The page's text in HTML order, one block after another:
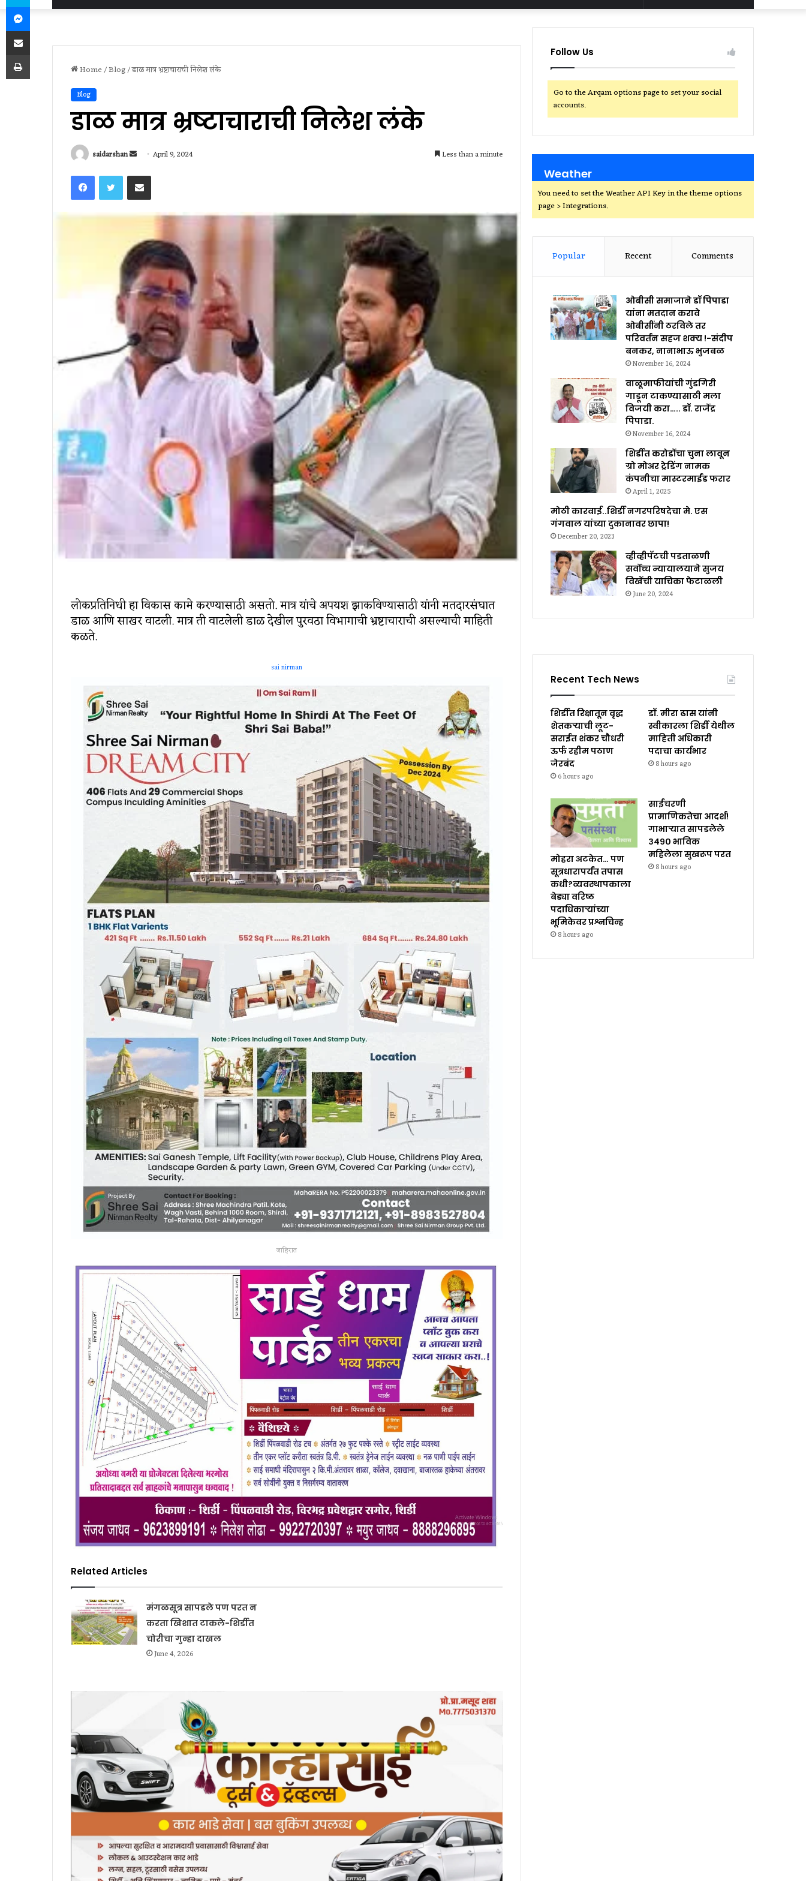
for
Home/Blog/डाळ मात्र भ्रष्टाचाराची निलेश लंके
Blog
डाळ मात्र भ्रष्टाचाराची निलेश लंके
saidarshan
Send
email
April 9, 2024 Less than a minute
FacebookTwitter Share via Email
लोकप्रतिनिधी हा विकास कामे करण्यासाठी असतो. मात्र यांचे अपयश झाकविण्यासाठी यांनी मतदारसंघात
डाळ आणि साखर वाटली. मात्र ती वाटलेली डाळ देखील पुरवठा विभागाची भ्रष्टाचाराची असल्याची माहिती
कळते.
sai nirman
जाहिरात
Related Articles
मंगळसूत्र सापडले पण परत न
करता खिशात टाकले-शिर्डीत
चोरीचा गुन्हा दाखल
June 4, 2026
Follow Us
Go to the Arqam options page to set your social
accounts.
Weather
You need to set the Weather API Key in the theme options
page > Integrations.
Popular Recent Comments
ओबीसी समाजाने डॉ पिपाडा
यांना मतदान करावे
ओबीसींनी ठरविले तर
परिवर्तन सहज शक्य !-संदीप
बनकर, नानाभाऊ भुजबळ
November 16, 2024
वाळूमाफीयांची गुंडगिरी
गाडून टाकण्यासाठी मला
विजयी करा….. डॉ. राजेंद्र
पिपाडा.
November 16, 2024
शिर्डीत करोडोंचा चुना लावून
ग्रो मोअर ट्रेडिंग नामक
कंपनीचा मास्टरमाईंड फरार
April 1, 2025
मोठी कारवाई..शिर्डी नगरपरिषदेचा मे. एस
गंगवाल यांच्या दुकानावर छापा!
December 20, 2023
व्हीव्हीपॅटची पडताळणी
सर्वोच्च न्यायालयाने सुजय
विखेंची याचिका फेटाळली
June 20, 2024
Recent Tech News
शिर्डीत रिक्षातून वृद्ध
शेतकऱ्याची लूट-
सराईत शंकर चौधरी
ऊर्फ रहीम पठाण
जेरबंद
6 hours ago
डॉ. मीरा ढास यांनी
स्वीकारला शिर्डी येथील
माहिती अधिकारी
पदाचा कार्यभार
8 hours ago
मोहरा अटकेत… पण
सूत्रधारापर्यंत तपास
कधी?व्यवस्थापकाला
बेड्या वरिष्ठ
पदाधिकाऱ्यांच्या
भूमिकेवर प्रश्नचिन्ह
8 hours ago
साईचरणी
प्रामाणिकतेचा आदर्श!
गाभाऱ्यात सापडलेले
३४९० भाविक
महिलेला सुखरूप परत
8 hours ago
Messenger
Share via Email